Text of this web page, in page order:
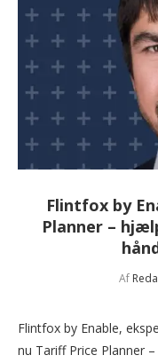
Flintfox by
Planner –
Af
Flintfox by Enable,
nu Tariff Price Planner